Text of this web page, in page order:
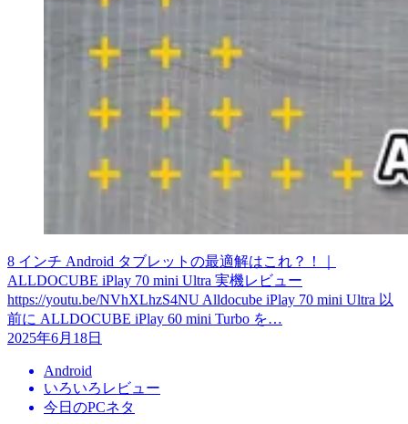
8 インチ Android タブレットの最適解はこれ？！｜
ALLDOCUBE iPlay 70 mini Ultra 実機レビュー
https://youtu.be/NVhXLhzS4NU Alldocube iPlay 70 mini Ultra 以
前に ALLDOCUBE iPlay 60 mini Turbo を…
2025年6月18日
Android
いろいろレビュー
今日のPCネタ